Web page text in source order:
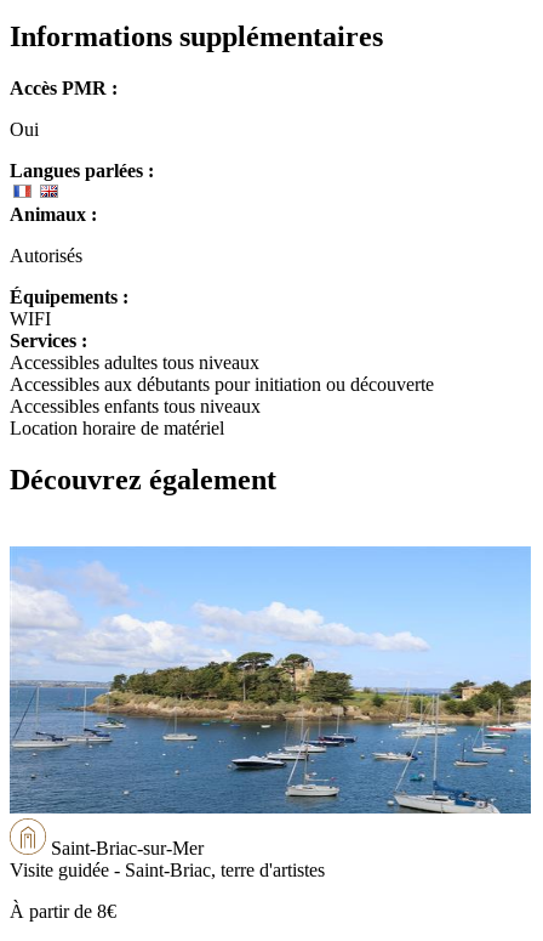
Informations supplémentaires
Accès PMR :
Oui
Langues parlées :
Animaux :
Autorisés
Équipements :
WIFI
Services :
Accessibles adultes tous niveaux
Accessibles aux débutants pour initiation ou découverte
Accessibles enfants tous niveaux
Location horaire de matériel
Découvrez également
Saint-Briac-sur-Mer
Visite guidée - Saint-Briac, terre d'artistes
À partir de 8€